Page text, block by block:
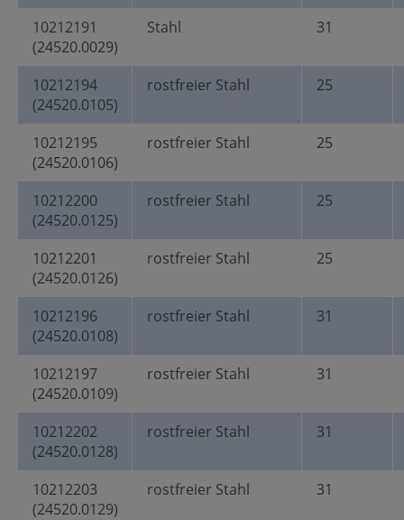
10212191
(24520.0029)
Stahl 31
10212194
(24520.0105)
rostfreier Stahl 25
10212195
(24520.0106)
rostfreier Stahl 25
10212200
(24520.0125)
rostfreier Stahl 25
10212201
(24520.0126)
rostfreier Stahl 25
10212196
(24520.0108)
rostfreier Stahl 31
10212197
(24520.0109)
rostfreier Stahl 31
10212202
(24520.0128)
rostfreier Stahl 31
10212203
(24520.0129)
rostfreier Stahl 31